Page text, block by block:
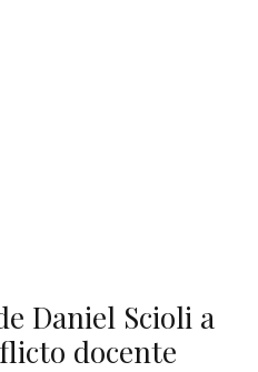
Daniel Scioli a
docente